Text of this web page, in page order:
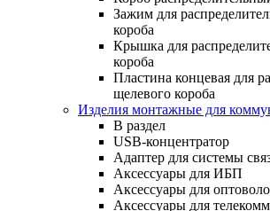
Зажим для
короба
Крышка для
короба
Пластина концевая для
щелевого короба
Изделия монтажные для
В раздел
USB-концентратор
Адаптер для системы
Аксессуары для ИБП
Аксессуары для
Аксессуары для